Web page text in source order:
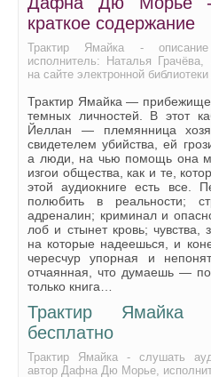
19_Traktir Jamajka
21_Traktir Jamajka
22_Traktir Jamajka
23_Traktir Jamajka
24_Traktir Jamajka
25_Traktir Jamajka
26_Traktir Jamajka
27_Traktir Jamajka
28_Traktir Jamajka
29_Traktir Jamajka
30_Traktir Jamajka
31_Traktir Jamajka
краткое содержание
Трактир Ямайка -
исполнитель: Наталья
на сайте электронной
Трактир Ямайка — прибежище
темных личностей. В этот
Йеллан — племянница
свидетелем убийства, ей
а люди, на чью помощь она
изгои общества, как и те,
этой аудиокниге есть все.
полюбить в реальности;
адреналин; криминал и
лоб и стынет кровь;
на которые надеешься, и
чересчур упорная и
отчаянная, что думаешь —
только книга…
Трактир Ямайка
бесплатно
Трактир Ямайка - слушать
автор Дафна Дю Морье,